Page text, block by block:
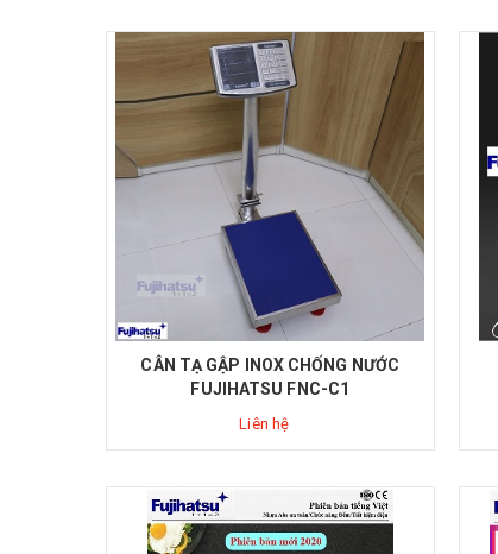
CÂN TẠ GẬP INOX CHỐNG NƯỚC
FUJIHATSU FNC-C1
Liên hệ